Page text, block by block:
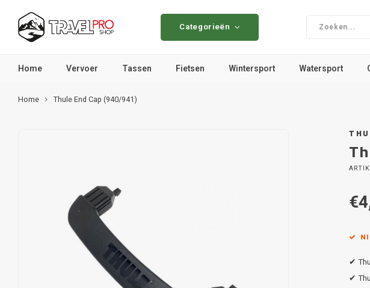
Categorieën
Home Vervoer Tassen Fietsen Wintersport Watersport
Home Thule End Cap (940/941)
✔
✔